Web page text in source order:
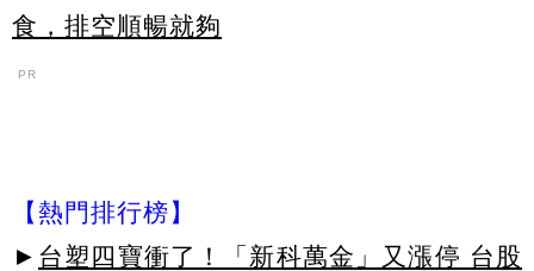
食，排空順暢就夠
PR
【熱門排行榜】
► 台塑四寶衝了！「新科萬金」又漲停 台股